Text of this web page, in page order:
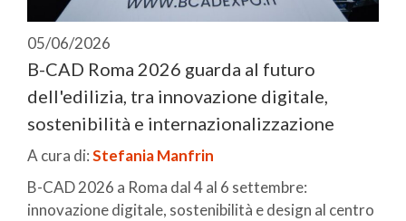
05/06/2026
B-CAD Roma 2026 guarda al futuro
dell'edilizia, tra innovazione digitale,
sostenibilità e internazionalizzazione
A cura di:Stefania Manfrin
B-CAD 2026 a Roma dal 4 al 6 settembre:
innovazione digitale, sostenibilità e design al centro